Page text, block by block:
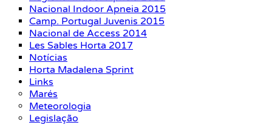
Nacional Indoor Apneia 2015
Camp. Portugal Juvenis 2015
Nacional de Access 2014
Les Sables Horta 2017
Notícias
Horta Madalena Sprint
Links
Marés
Meteorologia
Legislação